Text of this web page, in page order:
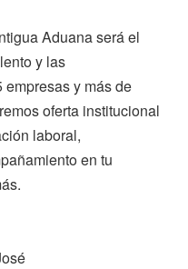
Aduana será el
y las
y más de
oferta institucional
laboral,
en tu